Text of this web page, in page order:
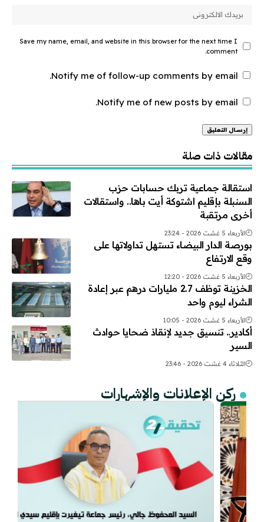
Save my name, email, and website in this browser for the next time I
comment.
Notify me of follow-up comments by email.
Notify me of new posts by email.
مقالات ذات صلة
استقالة جماعية تربك حسابات حزب
السنبلة بإقليم اشتوكة أيت باها.. واستقالات
أخرى مرتقبة
الأربعاء 5 غشت 2026 - 23:24
بورصة الدار البيضاء تستهل تداولاتها على
وقع الارتفاع
الأربعاء 5 غشت 2026 - 12:20
الخزينة توظف 2.7 مليارات درهم عبر إعادة
الشراء ليوم واحد
الأربعاء 5 غشت 2026 - 10:05
أكادير.. تنسيق جديد لإنقاذ ضحايا حوادث
السير
الثلاثاء 4 غشت 2026 - 23:46
ركن الإعلانات والإشهارات